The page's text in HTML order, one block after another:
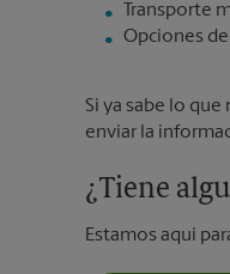
Transporte
Opciones
Si ya sabe lo
enviar la
¿Tiene
Estamos aquí